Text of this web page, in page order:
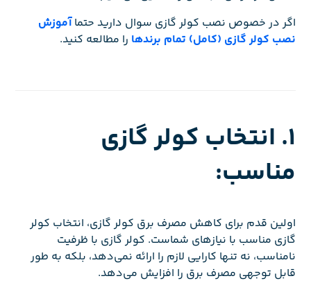
اگر در خصوص نصب کولر گازی سوال دارید حتماآموزش
نصب کولر گازی (کامل) تمام برندها را مطالعه کنید.
1. انتخاب کولر گازی
مناسب:
اولین قدم برای کاهش مصرف برق کولر گازی، انتخاب کولر
گازی مناسب با نیازهای شماست. کولر گازی با ظرفیت
نامناسب، نه تنها کارایی لازم را ارائه نمی‌دهد، بلکه به طور
قابل توجهی مصرف برق را افزایش می‌دهد.